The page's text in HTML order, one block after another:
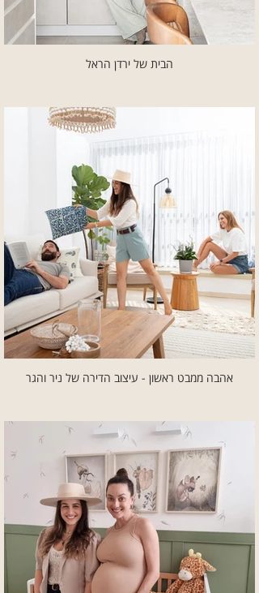
הבית של ירדן הראל
אהבה ממבט ראשון - עיצוב הדירה של ניר והגר